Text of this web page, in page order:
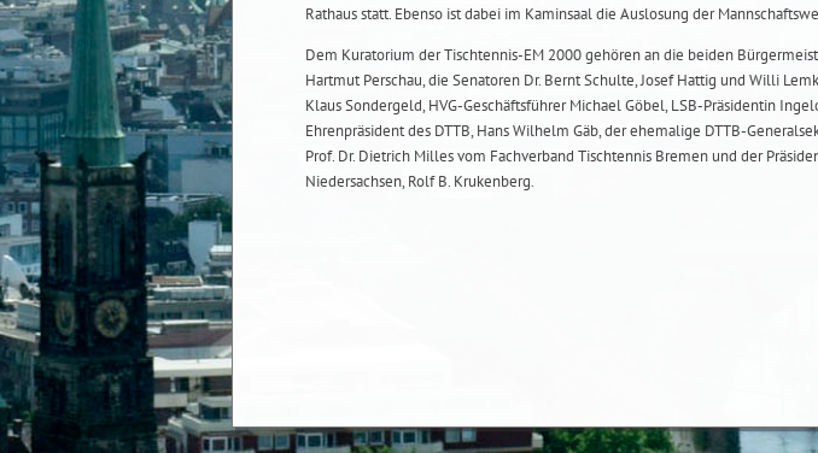
Rathaus statt. Ebenso ist dabei im Kaminsaal die Auslosung der
Dem Kuratorium der Tischtennis-EM 2000 gehören an die beiden
Hartmut Perschau, die Senatoren Dr. Bernt Schulte, Josef Hattig und Willi
Klaus Sondergeld, HVG-Geschäftsführer Michael Göbel, LSB-Präsidentin
Ehrenpräsident des DTTB, Hans Wilhelm Gäb, der ehemalige DTTB-
Prof. Dr. Dietrich Milles vom Fachverband Tischtennis Bremen und der
Niedersachsen, Rolf B. Krukenberg.